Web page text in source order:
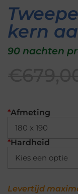
kern
90 nachten
*Afmeting
*Hardheid
Levertijd